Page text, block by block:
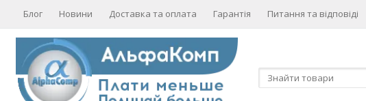
Блог Новини Доставка та оплата Гарантія Питання та відповіді